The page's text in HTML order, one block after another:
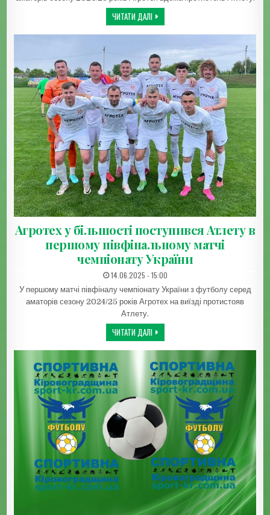
ЧИТАТИ ДАЛІАГРОТЕХ ПРОГРАВ АТЛЕТУ ТА НЕ
Агротех у більшості поступився Атлету в
першому півфінальному матчі
чемпіонату України
ДАТА ЗАПИСИ:
14.06.2025 - 15:00
У першому матчі півфіналу чемпіонату України з футболу серед
аматорів сезону 2024/25 років Агротех на виїзді протистояв
Атлету.
ЧИТАТИ ДАЛІАГРОТЕХ У БІЛЬШОСТІ ПОСТУПИВСЯ